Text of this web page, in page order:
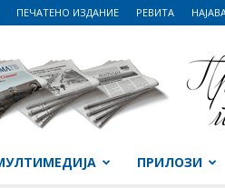
ПЕЧАТЕНО ИЗДАНИЕ РЕВИТА
ПРИЛОЗИ